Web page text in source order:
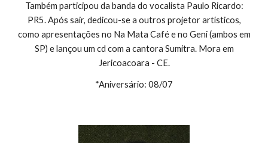
Também participou da banda do vocalista Paulo Ricardo:
PR5. Após sair, dedicou-se a outros projetor artísticos,
como apresentações no Na Mata Café e no Geni (ambos em
SP) e lançou um cd com a cantora Sumitra. Mora em
Jericoacoara - CE.
*Aniversário: 08/07